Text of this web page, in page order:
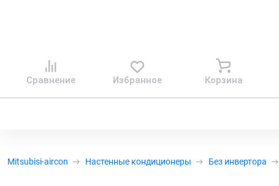
Сравнение Избранное Корзина
Mitsubisi-aircon Настенные кондиционеры Без инвертора